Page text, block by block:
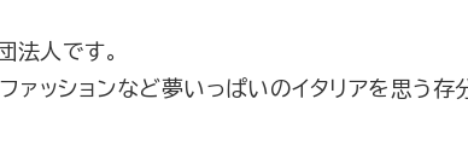
法人です。
ァッションなど夢いっぱいのイタリアを思う